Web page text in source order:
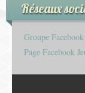
Réseaux
Groupe
Page Facebook